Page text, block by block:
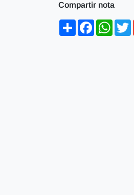
Compartir nota
ShareFacebook